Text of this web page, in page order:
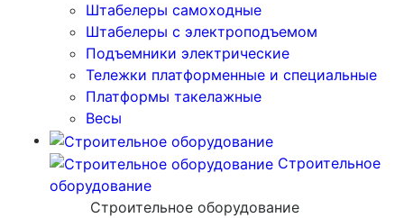
Штабелеры самоходные
Штабелеры с электроподъемом
Подъемники электрические
Тележки платформенные и специальные
Платформы такелажные
Весы
Строительное
оборудование
Строительное оборудование